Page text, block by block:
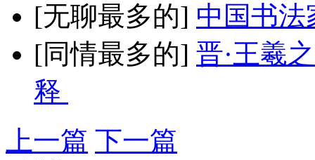
[无聊最多的] 中国书法
[同情最多的] 晋·王羲
释
上一篇 下一篇